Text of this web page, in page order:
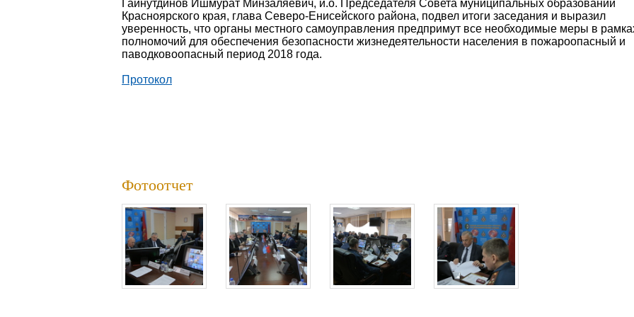
Гайнутдинов Ишмурат Минзаляевич, и.о. Председателя Совета муниципальных образований
Красноярского края, глава Северо-Енисейского района, подвел итоги заседания и выразил
уверенность, что органы местного самоуправления предпримут все необходимые меры в
полномочий для обеспечения безопасности жизнедеятельности населения в пожароопасный и
паводковоопасный период 2018 года.
Протокол
Фотоотчет